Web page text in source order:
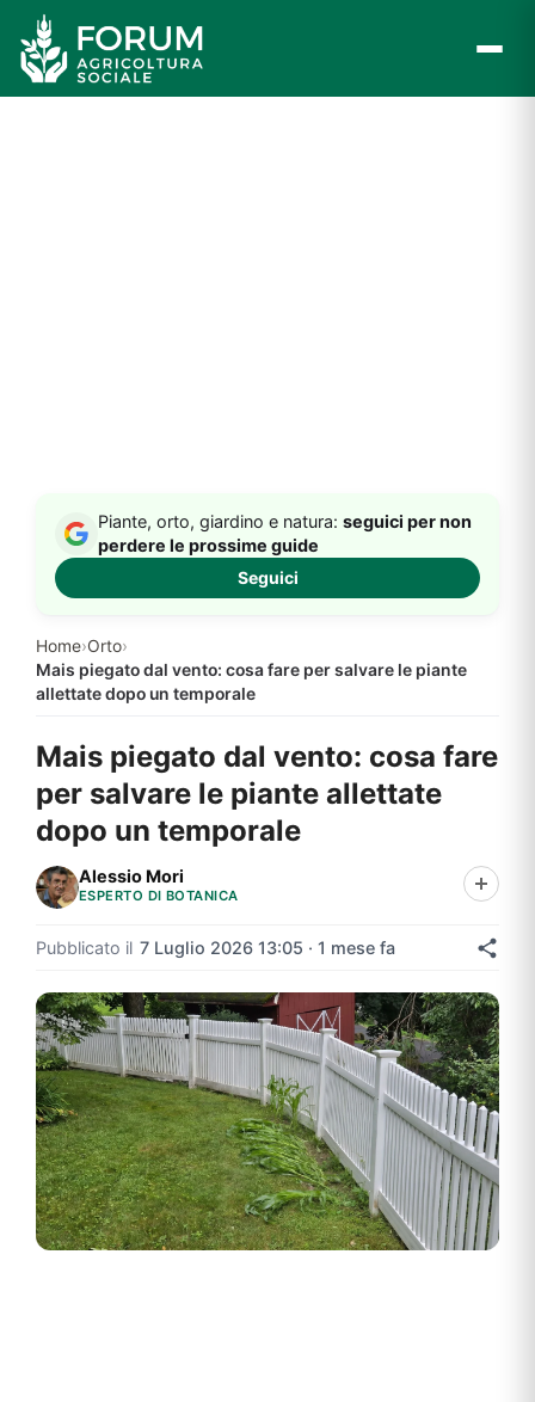
contenuto
Home›Orto›
Mais piegato dal vento: cosa fare per salvare le piante
allettate dopo un temporale
Piante, orto, giardino e natura: seguici per non
perdere le prossime guide
Seguici
Mais piegato dal vento: cosa fare
per salvare le piante allettate
dopo un temporale
Alessio Mori
ESPERTO DI BOTANICA
Pubblicato il 7 Luglio 2026 13:05 · 1 mese fa